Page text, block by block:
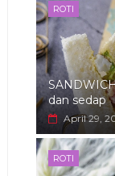
ROTI
dan sedap
April 29,
ROTI